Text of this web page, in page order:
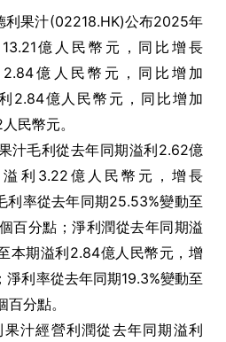
利果汁(02218.HK)公布2025年
億人民幣元，同比增長
2.84億人民幣元，同比增加
2.84億人民幣元，同比增加
民幣元。
汁毛利從去年同期溢利2.62億
利3.22億人民幣元，增長
利率從去年同期25.53%變動至
百分點；淨利潤從去年同期溢
本期溢利2.84億人民幣元，增
利率從去年同期19.3%變動至
分點。
汁經營利潤從去年同期溢利